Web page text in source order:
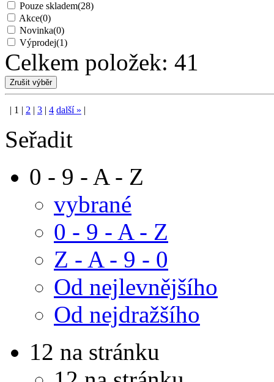
Pouze skladem(28)
Akce(0)
Novinka(0)
Výprodej(1)
Celkem položek: 41
1 2 3 4 další »
Seřadit
0 - 9 - A - Z
vybrané
0 - 9 - A - Z
Z - A - 9 - 0
Od nejlevnějšího
Od nejdražšího
12 na stránku